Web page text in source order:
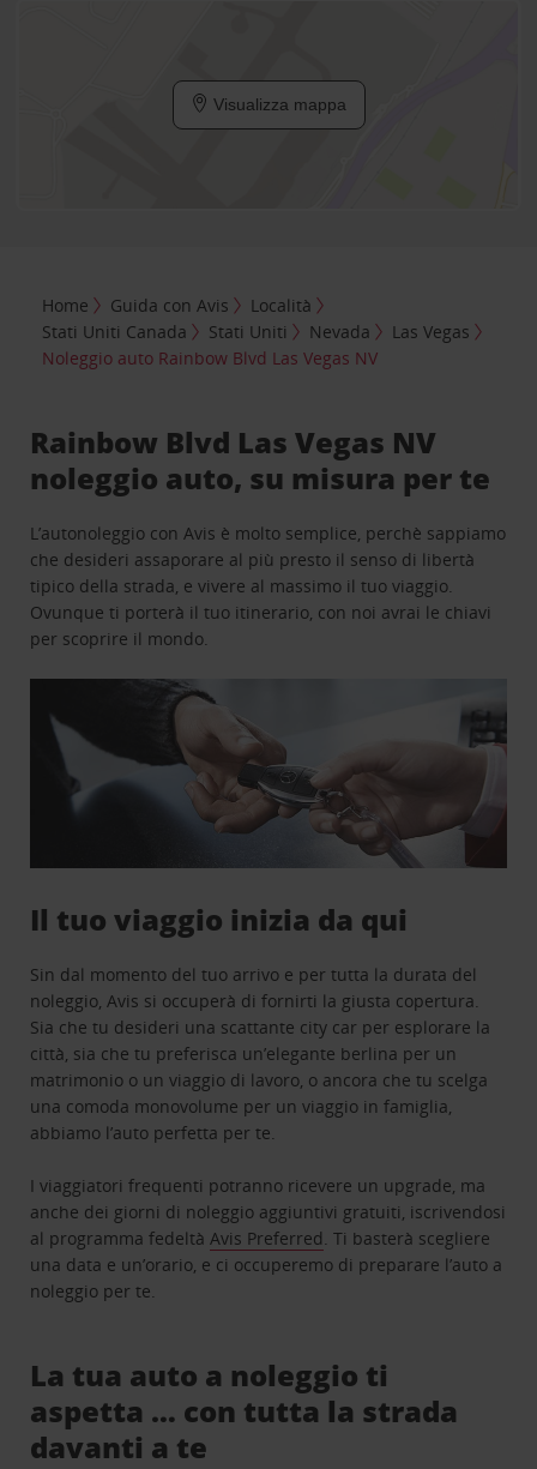
Visualizza mappa
Home Guida con Avis
Località
Stati Uniti Canada
Stati Uniti Nevada
Las Vegas
Noleggio auto Rainbow Blvd Las Vegas NV
Rainbow Blvd Las Vegas NV
noleggio auto, su misura per te
L’autonoleggio con Avis è molto semplice, perchè sappiamo
che desideri assaporare al più presto il senso di libertà
tipico della strada, e vivere al massimo il tuo viaggio.
Ovunque ti porterà il tuo itinerario, con noi avrai le chiavi
per scoprire il mondo.
Il tuo viaggio inizia da qui
Sin dal momento del tuo arrivo e per tutta la durata del
noleggio, Avis si occuperà di fornirti la giusta copertura.
Sia che tu desideri una scattante city car per esplorare la
città, sia che tu preferisca un’elegante berlina per un
matrimonio o un viaggio di lavoro, o ancora che tu scelga
una comoda monovolume per un viaggio in famiglia,
abbiamo l’auto perfetta per te.
I viaggiatori frequenti potranno ricevere un upgrade, ma
anche dei giorni di noleggio aggiuntivi gratuiti, iscrivendosi
al programma fedeltàAvis Preferred. Ti basterà scegliere
una data e un’orario, e ci occuperemo di preparare l’auto a
noleggio per te.
La tua auto a noleggio ti
aspetta … con tutta la strada
davanti a te